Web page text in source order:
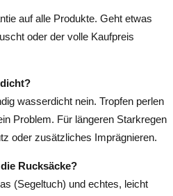
auf alle Produkte. Geht etwas
oder der volle Kaufpreis
wasserdicht nein. Tropfen perlen
Problem. Für längeren Starkregen
oder zusätzliches Imprägnieren.
Rucksäcke?
(Segeltuch) und echtes, leicht